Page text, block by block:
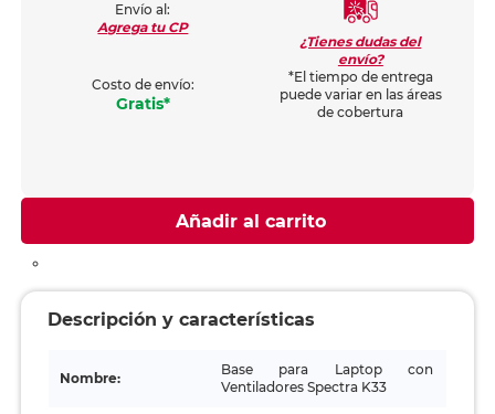
Envío al:
Agrega tu CP
Costo de envío:
Gratis*
¿Tienes dudas del
envío?
*El tiempo de entrega
puede variar en las áreas
de cobertura
Añadir al carrito
Descripción y características
Nombre:
Base para Laptop con
Ventiladores Spectra K33